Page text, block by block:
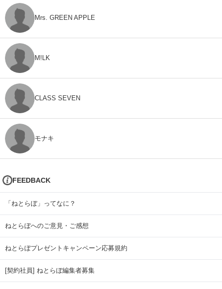
Mrs. GREEN APPLE
M!LK
CLASS SEVEN
モナキ
FEEDBACK
「ねとらぼ」ってなに？
ねとらぼへのご意見・ご感想
ねとらぼプレゼントキャンペーン応募規約
[契約社員] ねとらぼ編集者募集